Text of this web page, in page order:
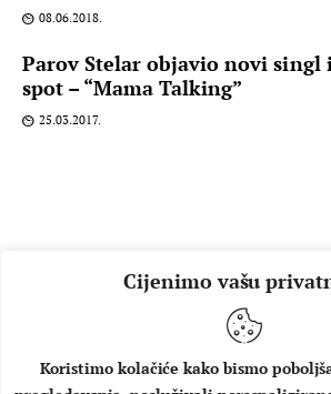
Cijenimo vašu
Koristimo kolačiće kako bismo
08.06.2018.
Parov Stelar objavio novi singl
spot – “Mama Talking”
25.03.2017.